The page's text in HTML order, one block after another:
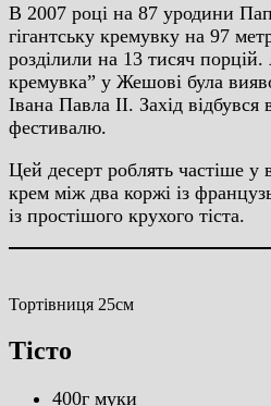
В 2007 році на 87 уродини
гігантську кремувку на 97
розділили на 13 тисяч
кремувка” у Жешові була
Івана Павла ІІ. Захід
фестивалю.
Цей десерт роблять частіше у
крем між два коржі із
із простішого крухого тіста.
Тортівниця 25см
Тісто
400г муки